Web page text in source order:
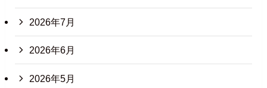
2026年7月
2026年6月
2026年5月